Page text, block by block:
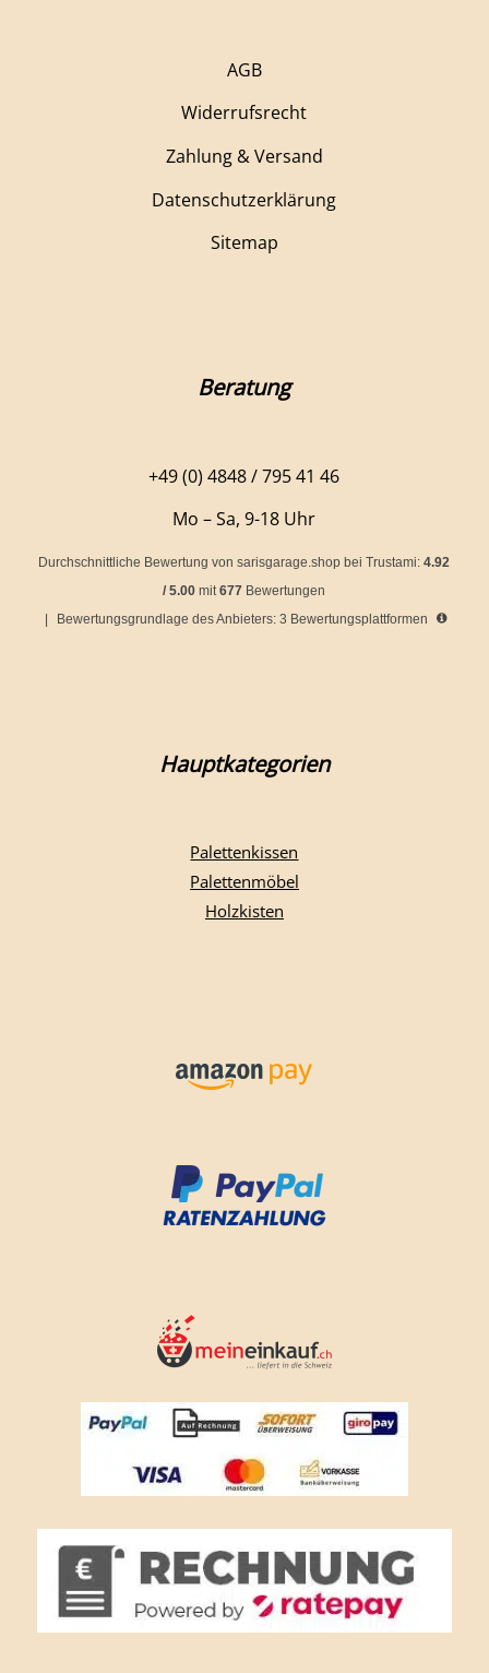
AGB
Widerrufsrecht
Zahlung & Versand
Datenschutzerklärung
Sitemap
Beratung
+49 (0) 4848 / 795 41 46
Mo – Sa, 9-18 Uhr
Durchschnittliche Bewertung von sarisgarage.shopbei Trustami:4.92
/5.00 mit677 Bewertungen
|
Bewertungsgrundlage des Anbieters: 3 Bewertungsplattformen
Hauptkategorien
Palettenkissen
Palettenmöbel
Holzkisten